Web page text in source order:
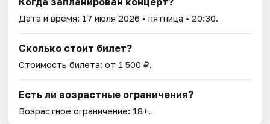
Дата и время: 17 июля 2026 • пятница • 20:30.
Сколько стоит билет?
Стоимость билета: от 1 500 ₽.
Есть ли возрастные ограничения?
Возрастное ограничение: 18+.